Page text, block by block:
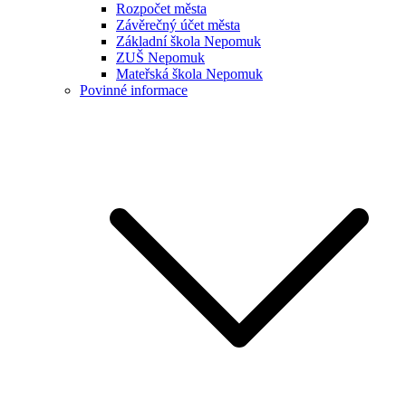
Rozpočet města
Závěrečný účet města
Základní škola Nepomuk
ZUŠ Nepomuk
Mateřská škola Nepomuk
Povinné informace